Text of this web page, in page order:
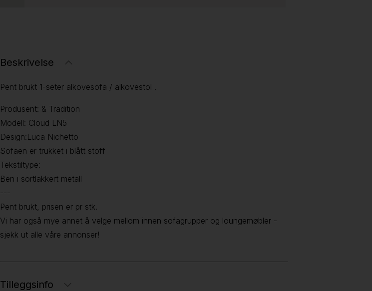
Beskrivelse
Pent brukt 1-seter alkovesofa / alkovestol .
Produsent: & Tradition
Modell: Cloud LN5
Design:Luca Nichetto
Sofaen er trukket i blått stoff
Tekstiltype:
Ben i sortlakkert metall
---
Pent brukt, prisen er pr stk.
Vi har også mye annet å velge mellom innen sofagrupper og loungemøbler -
sjekk ut alle våre annonser!
Tilleggsinfo